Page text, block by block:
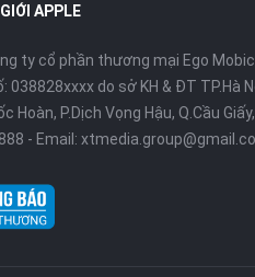
APPLE
ty cổ phần thương mại Ego
038828xxxx do sở KH & ĐT TP.Hà
Hoàn, P.Dịch Vọng Hậu, Q.Cầu
- Email: